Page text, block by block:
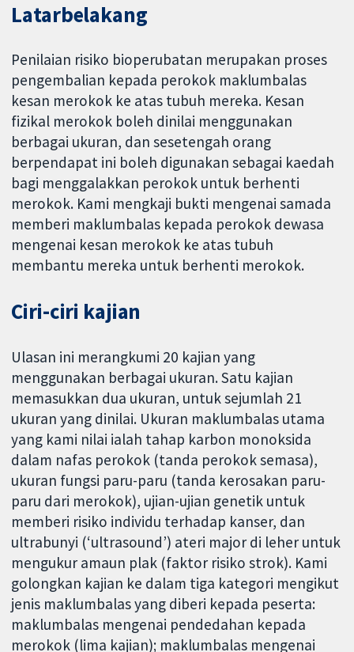
Latarbelakang
Penilaian risiko bioperubatan merupakan proses
pengembalian kepada perokok maklumbalas
kesan merokok ke atas tubuh mereka. Kesan
fizikal merokok boleh dinilai menggunakan
berbagai ukuran, dan sesetengah orang
berpendapat ini boleh digunakan sebagai kaedah
bagi menggalakkan perokok untuk berhenti
merokok. Kami mengkaji bukti mengenai samada
memberi maklumbalas kepada perokok dewasa
mengenai kesan merokok ke atas tubuh
membantu mereka untuk berhenti merokok.
Ciri-ciri kajian
Ulasan ini merangkumi 20 kajian yang
menggunakan berbagai ukuran. Satu kajian
memasukkan dua ukuran, untuk sejumlah 21
ukuran yang dinilai. Ukuran maklumbalas utama
yang kami nilai ialah tahap karbon monoksida
dalam nafas perokok (tanda perokok semasa),
ukuran fungsi paru-paru (tanda kerosakan paru-
paru dari merokok), ujian-ujian genetik untuk
memberi risiko individu terhadap kanser, dan
ultrabunyi (‘ultrasound’) ateri major di leher untuk
mengukur amaun plak (faktor risiko strok). Kami
golongkan kajian ke dalam tiga kategori mengikut
jenis maklumbalas yang diberi kepada peserta:
maklumbalas mengenai pendedahan kepada
merokok (lima kajian); maklumbalas mengenai